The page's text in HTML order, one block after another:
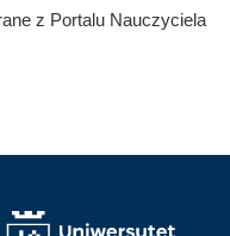
z Portalu Nauczyciela